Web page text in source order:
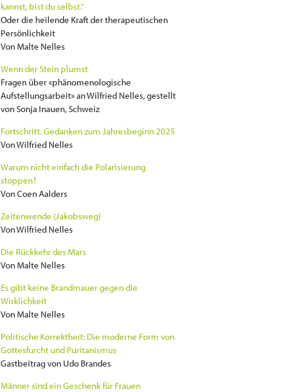
kannst, bist du selbst.“
Oder die heilende Kraft der therapeutischen
Persönlichkeit
Von Malte Nelles
Wenn der Stein plumst
Fragen über «phänomenologische
Aufstellungsarbeit» an Wilfried Nelles, gestellt
von Sonja Inauen, Schweiz
Fortschritt. Gedanken zum Jahresbeginn 2025
Von Wilfried Nelles
Warum nicht einfach die Polarisierung
stoppen?
Von Coen Aalders
Zeitenwende (Jakobsweg)
Von Wilfried Nelles
Die Rückkehr des Mars
Von Malte Nelles
Es gibt keine Brandmauer gegen die
Wirklichkeit
Von Malte Nelles
Politische Korrektheit: Die moderne Form von
Gottesfurcht und Puritanismus
Gastbeitrag von Udo Brandes
Männer sind ein Geschenk für Frauen